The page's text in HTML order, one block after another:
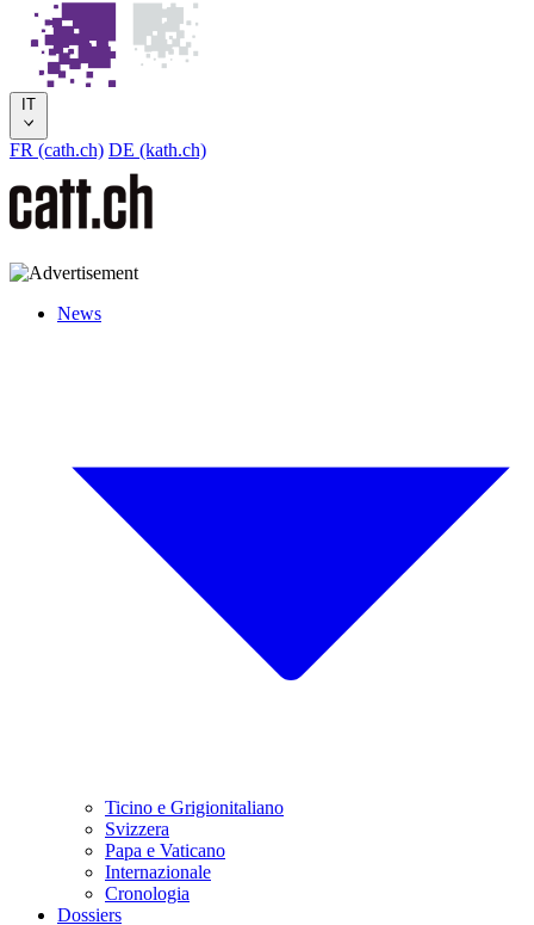
IT
FR (cath.ch) DE (kath.ch)
News
Ticino e Grigionitaliano
Svizzera
Papa e Vaticano
Internazionale
Cronologia
Dossiers